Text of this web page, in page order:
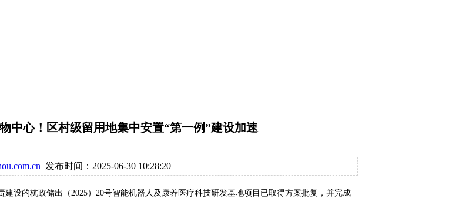
中心！区村级留用地集中安置“第一例”建设加速
发布时间：2025-06-30 10:28:20
设的杭政储出（2025）20号智能机器人及康养医疗科技研发基地项目已取得方案批复，并完成